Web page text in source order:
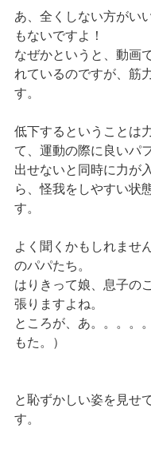
あ、全くしない方がい
もないですよ！
なぜかというと、動画
れているのですが、筋
す。
低下するということは
て、運動の際に良いパ
出せないと同時に力が
ら、怪我をしやすい状
す。
よく聞くかもしれませ
のパパたち。
はりきって娘、息子の
張りますよね。
ところが、あ。。。。
もた。）
と恥ずかしい姿を見せ
す。